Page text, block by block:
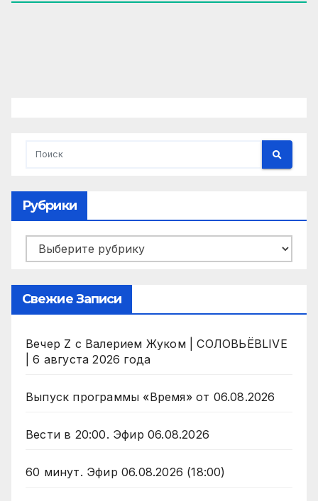
Рубрики
Рубрики
Свежие Записи
Вечер Z с Валерием Жуком | СОЛОВЬЁВLIVE
| 6 августа 2026 года
Выпуск программы «Время» от 06.08.2026
Вести в 20:00. Эфир 06.08.2026
60 минут. Эфир 06.08.2026 (18:00)